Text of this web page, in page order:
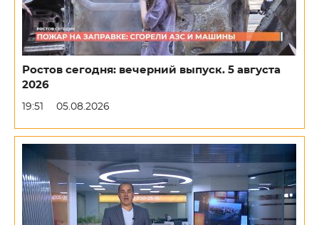
Ростов сегодня: вечерний выпуск. 5 августа
2026
19:51 05.08.2026